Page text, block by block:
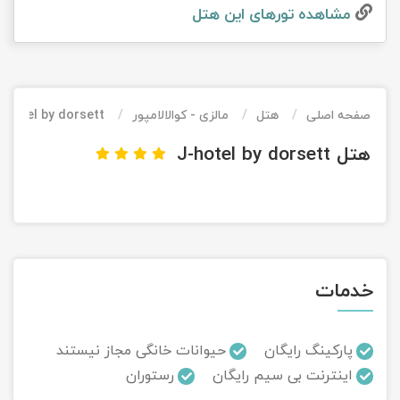
مشاهده تور‌های این هتل
صفحه اصلی هتل مالزی - کوالالامپور hotel by dorsett
هتل J-hotel by dorsett
خدمات
پارکینگ رایگان
حیوانات خانگی مجاز نیستند
اینترنت بی سیم رایگان
رستوران
تور کویر کاراکال
تور کویر مصر
تور ماسوله
تور مرداب سراوان
تور گلستان
تور کیش از ساری
اقساطی
تور کیش از بندرعباس
اقساطی
تور قزاقستان اقساطی
تور زیارتی اقساطی